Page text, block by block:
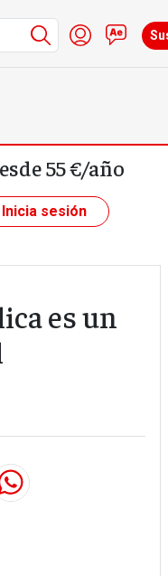
Menú de
Iniciar
55 €/año
Inicia sesión
es un